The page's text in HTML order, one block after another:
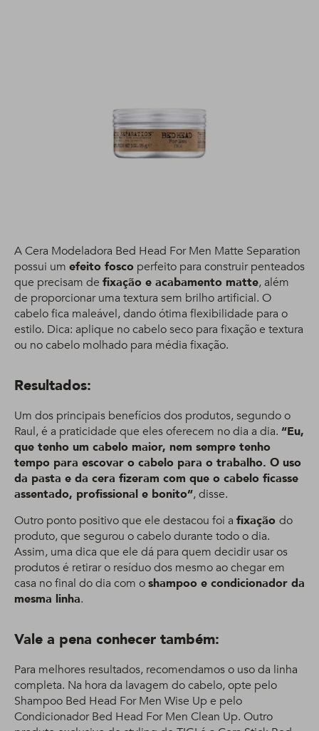
A Cera Modeladora Bed Head For Men Matte Separation
possui um efeito fosco perfeito para construir penteados
que precisam de fixação e acabamento matte, além
de proporcionar uma textura sem brilho artificial. O
cabelo fica maleável, dando ótima flexibilidade para o
estilo. Dica: aplique no cabelo seco para fixação e textura
ou no cabelo molhado para média fixação.
Resultados:
Um dos principais benefícios dos produtos, segundo o
Raul, é a praticidade que eles oferecem no dia a dia. “Eu,
que tenho um cabelo maior, nem sempre tenho
tempo para escovar o cabelo para o trabalho. O uso
da pasta e da cera fizeram com que o cabelo ficasse
assentado, profissional e bonito”, disse.
Outro ponto positivo que ele destacou foi a fixação do
produto, que segurou o cabelo durante todo o dia.
Assim, uma dica que ele dá para quem decidir usar os
produtos é retirar o resíduo dos mesmo ao chegar em
casa no final do dia com oshampoo e condicionador da
mesma linha.
Vale a pena conhecer também:
Para melhores resultados, recomendamos o uso da linha
completa. Na hora da lavagem do cabelo, opte pelo
Shampoo Bed Head For Men Wise Up e pelo
Condicionador Bed Head For Men Clean Up. Outro